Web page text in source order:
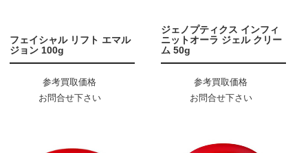
フェイシャル リフト エマル
ジョン 100g
参考買取価格
お問合せ下さい
ジェノプティクス インフィ
ニットオーラ ジェル クリー
ム 50g
参考買取価格
お問合せ下さい